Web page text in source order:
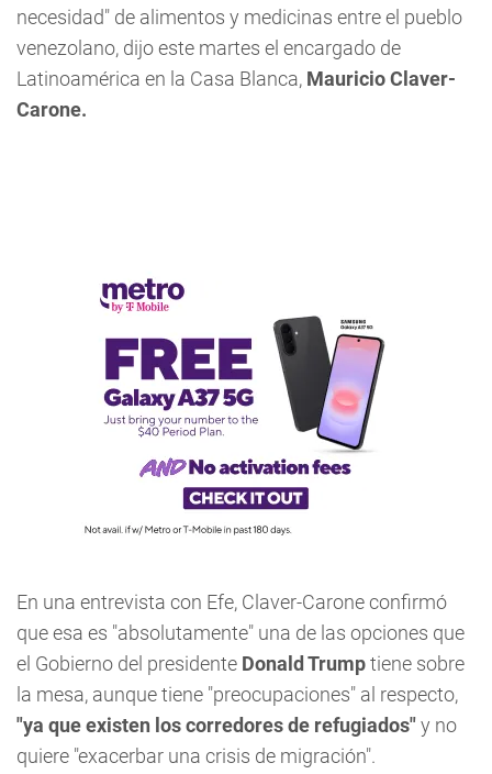
necesidad" de alimentos y medicinas entre el pueblo
venezolano, dijo este martes el encargado de
Latinoamérica en la Casa Blanca, Mauricio Claver-
Carone.
En una entrevista con Efe, Claver-Carone confirmó
que esa es "absolutamente" una de las opciones que
el Gobierno del presidente Donald Trumptiene sobre
la mesa, aunque tiene "preocupaciones" al respecto,
"ya que existen los corredores de refugiados"y no
quiere "exacerbar una crisis de migración".